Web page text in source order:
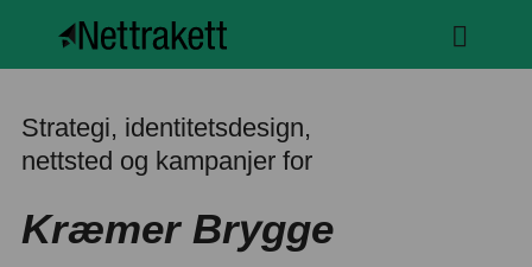
Strategi, identitetsdesign,
nettsted og kampanjer for
Kræmer Brygge